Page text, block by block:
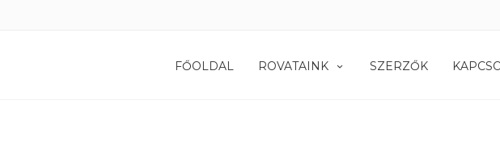
FŐOLDAL ROVATAINK SZERZŐK